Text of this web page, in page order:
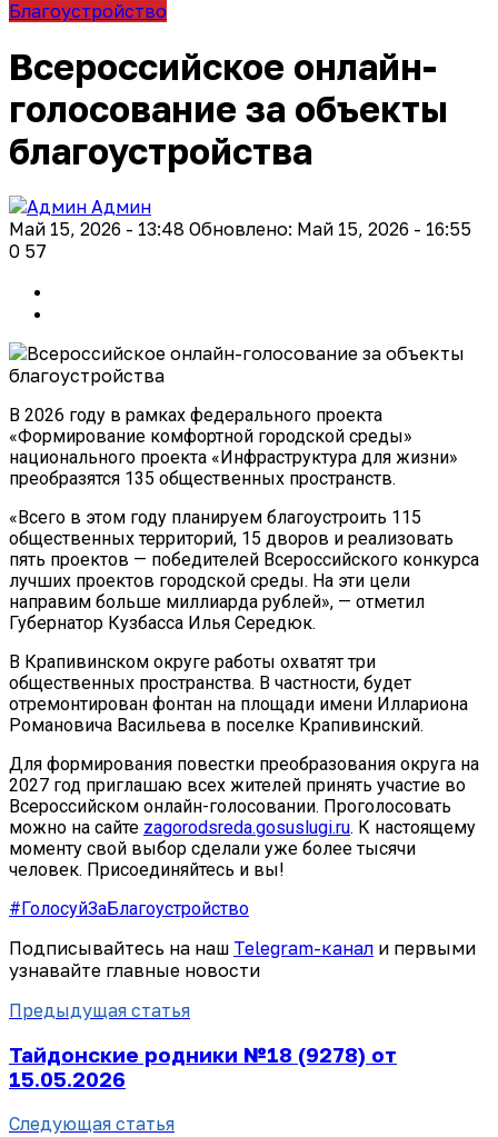
Благоустройство
Всероссийское онлайн-
голосование за объекты
благоустройства
Админ
Май 15, 2026 - 13:48 Обновлено: Май 15, 2026 - 16:55
0 57
В 2026 году в рамках федерального проекта
«Формирование комфортной городской среды»
национального проекта «Инфраструктура для жизни»
преобразятся 135 общественных пространств.
«Всего в этом году планируем благоустроить 115
общественных территорий, 15 дворов и реализовать
пять проектов — победителей Всероссийского конкурса
лучших проектов городской среды. На эти цели
направим больше миллиарда рублей», — отметил
Губернатор Кузбасса Илья Середюк.
В Крапивинском округе работы охватят три
общественных пространства. В частности, будет
отремонтирован фонтан на площади имени Иллариона
Романовича Васильева в поселке Крапивинский.
Для формирования повестки преобразования округа на
2027 год приглашаю всех жителей принять участие во
Всероссийском онлайн-голосовании. Проголосовать
можно на сайте zagorodsreda.gosuslugi.ru. К настоящему
моменту свой выбор сделали уже более тысячи
человек. Присоединяйтесь и вы!
#ГолосуйЗаБлагоустройство
Подписывайтесь на наш Telegram-канал и первыми
узнавайте главные новости
Предыдущая статья
Тайдонские родники №18 (9278) от
15.05.2026
Следующая статья